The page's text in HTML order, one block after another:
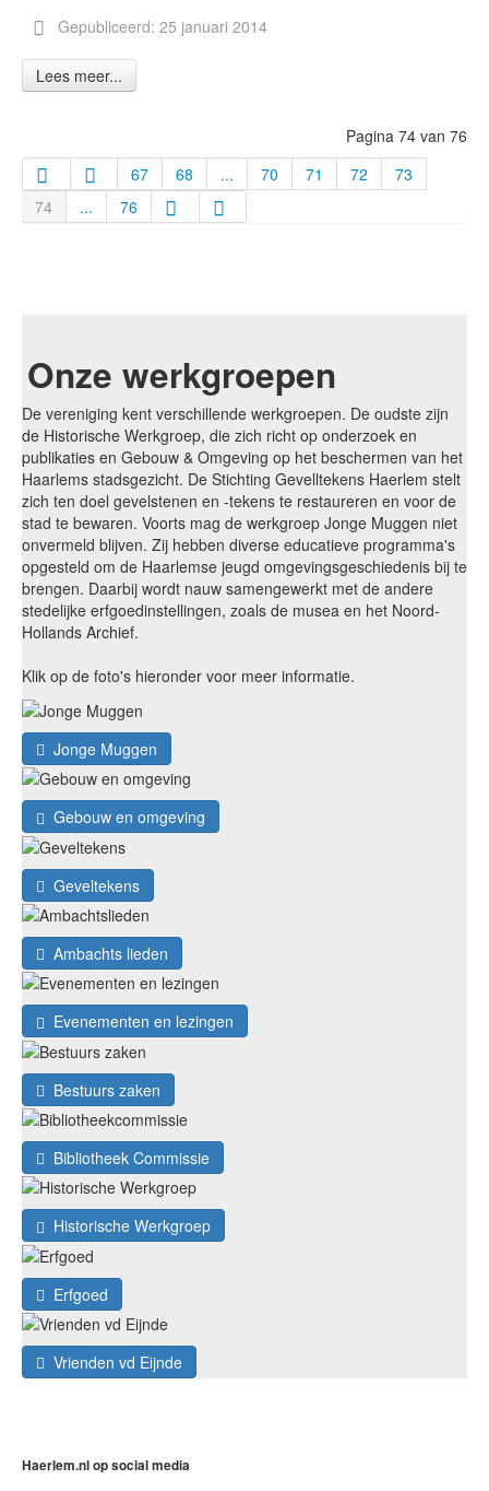
Gepubliceerd: 25 januari 2014
Lees meer...
Pagina 74 van 76
67
68 ... 70 71 72
73
74
... 76
Onze werkgroepen
De vereniging kent verschillende werkgroepen. De oudste zijn
de Historische Werkgroep, die zich richt op onderzoek en
publikaties en Gebouw & Omgeving op het beschermen van het
Haarlems stadsgezicht. De Stichting Gevelltekens Haerlem stelt
zich ten doel gevelstenen en -tekens te restaureren en voor de
stad te bewaren. Voorts mag de werkgroep Jonge Muggen niet
onvermeld blijven. Zij hebben diverse educatieve programma's
opgesteld om de Haarlemse jeugd omgevingsgeschiedenis bij te
brengen. Daarbij wordt nauw samengewerkt met de andere
stedelijke erfgoedinstellingen, zoals de musea en het Noord-
Hollands Archief.
Klik op de foto's hieronder voor meer informatie.
Jonge Muggen
Gebouw en omgeving
Geveltekens
Ambachts lieden
Evenementen en lezingen
Bestuurs zaken
Bibliotheek Commissie
Historische Werkgroep
Erfgoed
Vrienden vd Eijnde
Haerlem.nl op social media